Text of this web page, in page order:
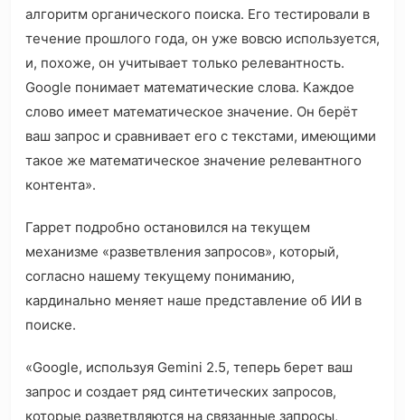
алгоритм органического поиска. Его тестировали в
течение прошлого года, он уже вовсю используется,
и, похоже, он учитывает только релевантность.
Google понимает математические слова. Каждое
слово имеет математическое значение. Он берёт
ваш запрос и сравнивает его с текстами, имеющими
такое же математическое значение релевантного
контента».
Гаррет подробно остановился на текущем
механизме «разветвления запросов», который,
согласно нашему текущему пониманию,
кардинально меняет наше представление об ИИ в
поиске.
«Google, используя Gemini 2.5, теперь берет ваш
запрос и создает ряд синтетических запросов,
которые разветвляются на связанные запросы,